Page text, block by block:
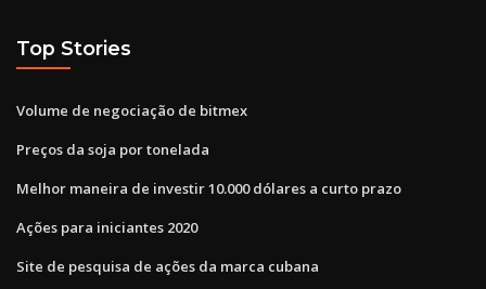
Top Stories
Volume de negociação de bitmex
Preços da soja por tonelada
Melhor maneira de investir 10.000 dólares a curto prazo
Ações para iniciantes 2020
Site de pesquisa de ações da marca cubana